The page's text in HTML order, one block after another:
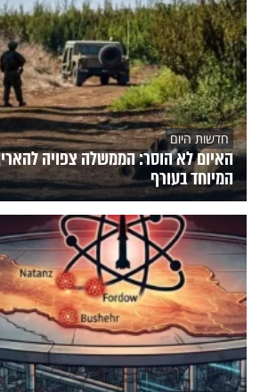
חדשות היום
האיום לא הוסר: הממשלה צפויה
המיוחד בעורף